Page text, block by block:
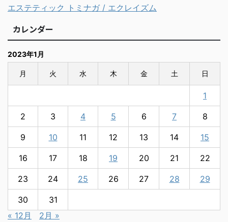
エステティック トミナガ / エクレイズム
カレンダー
2023年1月
月 火 水 木 金 土 日
1
2 3 4 5 6 7 8
9 10 11 12 13 14 15
16 17 18 19 20 21 22
23 24 25 26 27 28 29
30
31
« 12月
2月 »